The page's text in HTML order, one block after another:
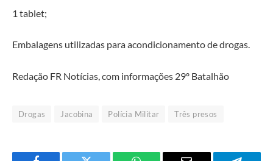
1 tablet;
Embalagens utilizadas para acondicionamento de drogas.
Redação FR Notícias, com informações 29º Batalhão
Drogas Jacobina Polícia Militar Três presos